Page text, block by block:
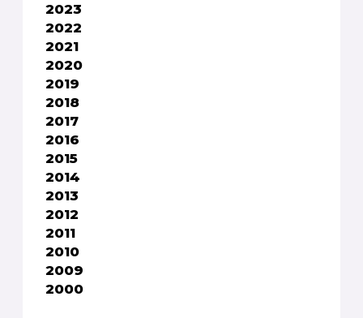
2023
2022
2021
2020
2019
2018
2017
2016
2015
2014
2013
2012
2011
2010
2009
2000